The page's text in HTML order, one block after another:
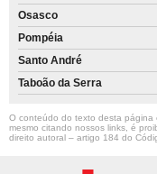
Osasco
Pompéia
Santo André
Taboão da Serra
O conteúdo do texto desta página
mesmo citando nossos links, é
direito autoral – artigo 184 do